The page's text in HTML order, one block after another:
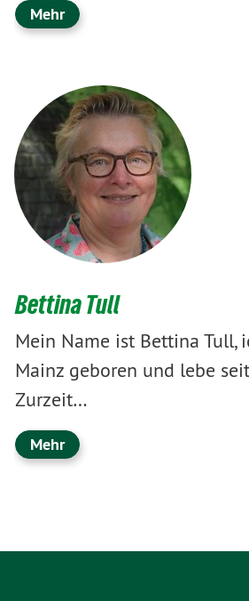
Mehr
Bettina Tull
Mein Name ist Bettina Tull,
Mainz geboren und lebe
Zurzeit…
Mehr